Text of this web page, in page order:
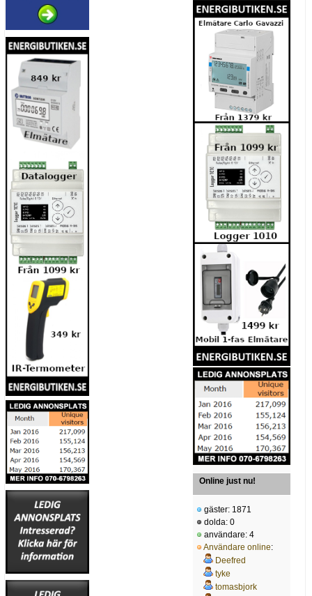
Online just nu!
gäster: 1871
dolda: 0
användare: 4
Användare online:
Deefred
tyke
tomasbjork